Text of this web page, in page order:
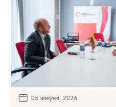
05 жніўня, 2026